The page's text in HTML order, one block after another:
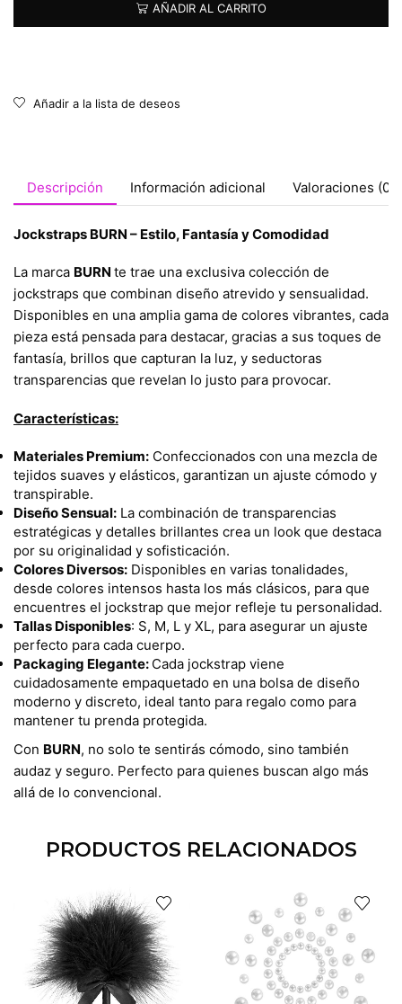
AÑADIR AL CARRITO
Añadir a la lista de deseos
Descripción Información adicional Valoraciones (0)
Jockstraps BURN – Estilo, Fantasía y Comodidad
La marca BURN te trae una exclusiva colección de
jockstraps que combinan diseño atrevido y sensualidad.
Disponibles en una amplia gama de colores vibrantes, cada
pieza está pensada para destacar, gracias a sus toques de
fantasía, brillos que capturan la luz, y seductoras
transparencias que revelan lo justo para provocar.
Características:
Materiales Premium: Confeccionados con una mezcla de
tejidos suaves y elásticos, garantizan un ajuste cómodo y
transpirable.
Diseño Sensual: La combinación de transparencias
estratégicas y detalles brillantes crea un look que destaca
por su originalidad y sofisticación.
Colores Diversos: Disponibles en varias tonalidades,
desde colores intensos hasta los más clásicos, para que
encuentres el jockstrap que mejor refleje tu personalidad.
Tallas Disponibles: S, M, L y XL, para asegurar un ajuste
perfecto para cada cuerpo.
Packaging Elegante: Cada jockstrap viene
cuidadosamente empaquetado en una bolsa de diseño
moderno y discreto, ideal tanto para regalo como para
mantener tu prenda protegida.
Con BURN, no solo te sentirás cómodo, sino también
audaz y seguro. Perfecto para quienes buscan algo más
allá de lo convencional.
PRODUCTOS RELACIONADOS